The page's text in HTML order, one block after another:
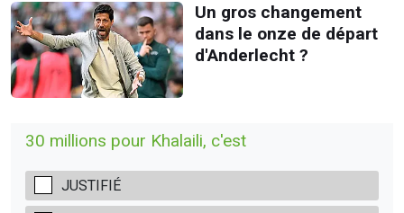
Un gros changement
dans le onze de départ
d'Anderlecht ?
30 millions pour Khalaili, c'est
JUSTIFIÉ